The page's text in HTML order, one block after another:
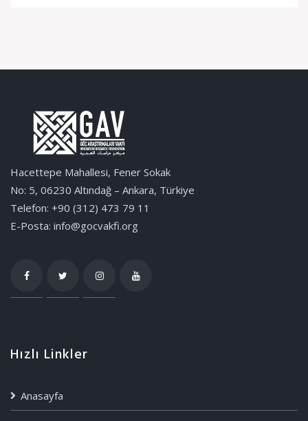
Hacettepe Mahallesi, Fener Sokak
No: 5, 06230 Altındağ – Ankara, Türkiye
Telefon: +90 (312) 473 79 11
E-Posta: info@gocvakfi.org
Hızlı Linkler
Anasayfa